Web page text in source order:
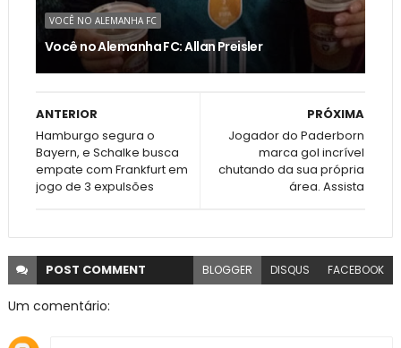
VOCÊ NO ALEMANHA FC
Você no Alemanha FC: Allan Preisler
PRÓXIMA
Jogador do Paderborn
marca gol incrível
chutando da sua própria
área. Assista
ANTERIOR
Hamburgo segura o
Bayern, e Schalke busca
empate com Frankfurt em
jogo de 3 expulsões
POST COMMENT BLOGGER DISQUS FACEBOOK
Um comentário: